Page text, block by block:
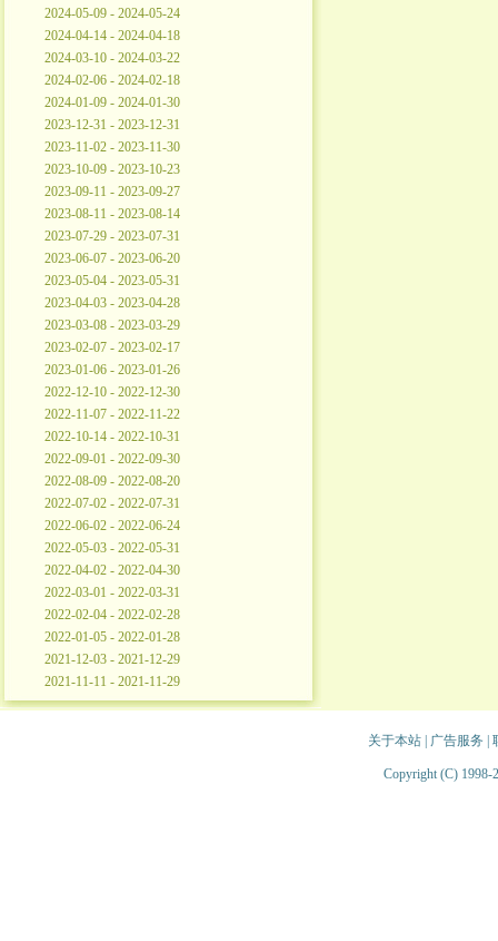
2024-05-09 - 2024-05-24
2024-04-14 - 2024-04-18
2024-03-10 - 2024-03-22
2024-02-06 - 2024-02-18
2024-01-09 - 2024-01-30
2023-12-31 - 2023-12-31
2023-11-02 - 2023-11-30
2023-10-09 - 2023-10-23
2023-09-11 - 2023-09-27
2023-08-11 - 2023-08-14
2023-07-29 - 2023-07-31
2023-06-07 - 2023-06-20
2023-05-04 - 2023-05-31
2023-04-03 - 2023-04-28
2023-03-08 - 2023-03-29
2023-02-07 - 2023-02-17
2023-01-06 - 2023-01-26
2022-12-10 - 2022-12-30
2022-11-07 - 2022-11-22
2022-10-14 - 2022-10-31
2022-09-01 - 2022-09-30
2022-08-09 - 2022-08-20
2022-07-02 - 2022-07-31
2022-06-02 - 2022-06-24
2022-05-03 - 2022-05-31
2022-04-02 - 2022-04-30
2022-03-01 - 2022-03-31
2022-02-04 - 2022-02-28
2022-01-05 - 2022-01-28
2021-12-03 - 2021-12-29
2021-11-11 - 2021-11-29
关于本站| 广告服务
Copyright (C) 1998-